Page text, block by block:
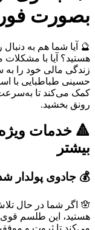
بصورت
🔮 آیا شما هم به
هستید؟ آیا با
زندگی مالی خود را
حسینی طباطبایی با
کمک می‌کند تا
رونق بخشید.
🔺 خدمات
بیشتر
💰 جادوی پولدار
🪬 اگر شما در حال
هستید، این طلسم